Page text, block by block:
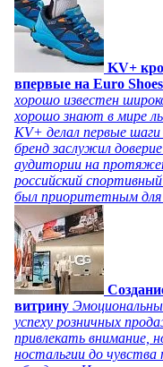
KV+
впервые на Euro Shoes
хорошо известен
хорошо знают в мире
KV+ делал первые
бренд заслужил
аудитории на
российский
был приоритетным для
витрину
успеху розничных
привлекать внимание,
ностальгии до